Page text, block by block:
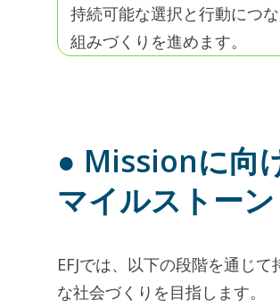
持続可能な選択と行動につ
組みづくりを進めます。
● Missionに向
マイルストーン
EFJでは、以下の段階を通じて
な社会づくりを目指します。